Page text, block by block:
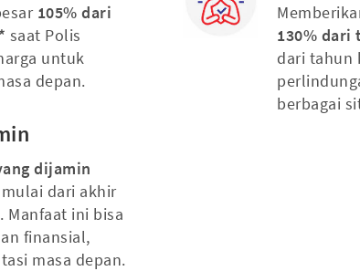
105% dari
saat Polis
untuk
depan.
dijamin
mulai dari akhir
Manfaat ini bisa
finansial,
masa depan.
130%
dari tahun
berbagai